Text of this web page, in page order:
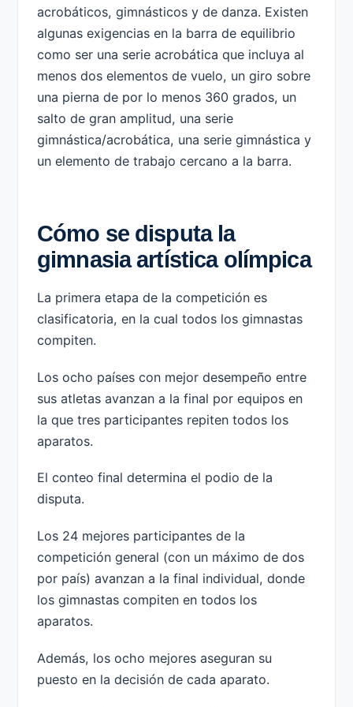
acrobáticos, gimnásticos y de danza. Existen
algunas exigencias en la barra de equilibrio
como ser una serie acrobática que incluya al
menos dos elementos de vuelo, un giro sobre
una pierna de por lo menos 360 grados, un
salto de gran amplitud, una serie
gimnástica/acrobática, una serie gimnástica y
un elemento de trabajo cercano a la barra.
Cómo se disputa la
gimnasia artística olímpica
La primera etapa de la competición es
clasificatoria, en la cual todos los gimnastas
compiten.
Los ocho países con mejor desempeño entre
sus atletas avanzan a la final por equipos en
la que tres participantes repiten todos los
aparatos.
El conteo final determina el podio de la
disputa.
Los 24 mejores participantes de la
competición general (con un máximo de dos
por país) avanzan a la final individual, donde
los gimnastas compiten en todos los
aparatos.
Además, los ocho mejores aseguran su
puesto en la decisión de cada aparato.